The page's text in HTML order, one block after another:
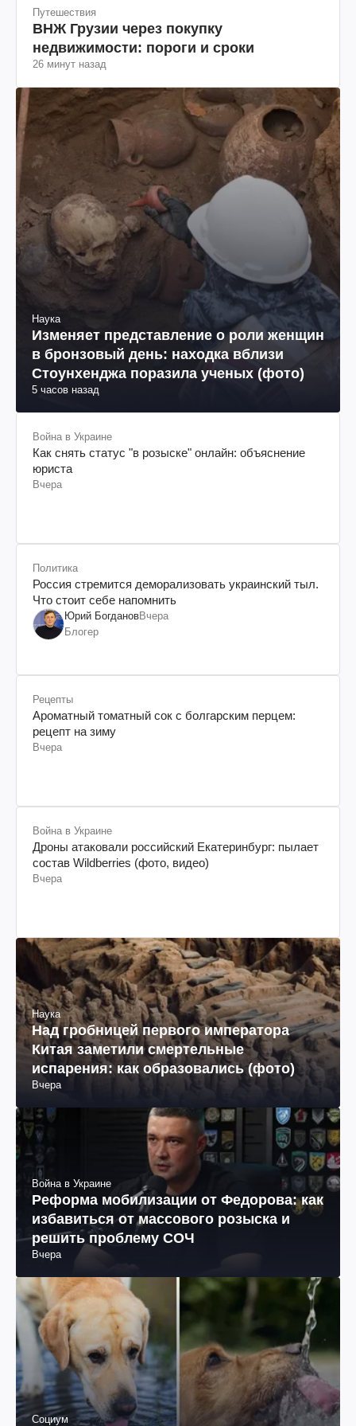
Путешествия
ВНЖ Грузии через покупку
недвижимости: пороги и сроки
26 минут назад
Наука
Изменяет представление о роли женщин
в бронзовый день: находка вблизи
Стоунхенджа поразила ученых (фото)
5 часов назад
Война в Украине
Как снять статус "в розыске" онлайн: объяснение
юриста
Вчера
Политика
Россия стремится деморализовать украинский тыл.
Что стоит себе напомнить
Юрий БогдановВчера
Блогер
Рецепты
Ароматный томатный сок с болгарским перцем:
рецепт на зиму
Вчера
Война в Украине
Дроны атаковали российский Екатеринбург: пылает
состав Wildberries (фото, видео)
Вчера
Наука
Над гробницей первого императора
Китая заметили смертельные
испарения: как образовались (фото)
Вчера
Война в Украине
Реформа мобилизации от Федорова: как
избавиться от массового розыска и
решить проблему СОЧ
Вчера
Социум